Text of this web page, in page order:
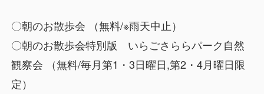
〇朝のお散歩会 （無料/※雨天中止）
〇朝のお散歩会特別版 いらごさららパーク自然
観察会 （無料/毎月第1・3日曜日,第2・4月曜日限
定）